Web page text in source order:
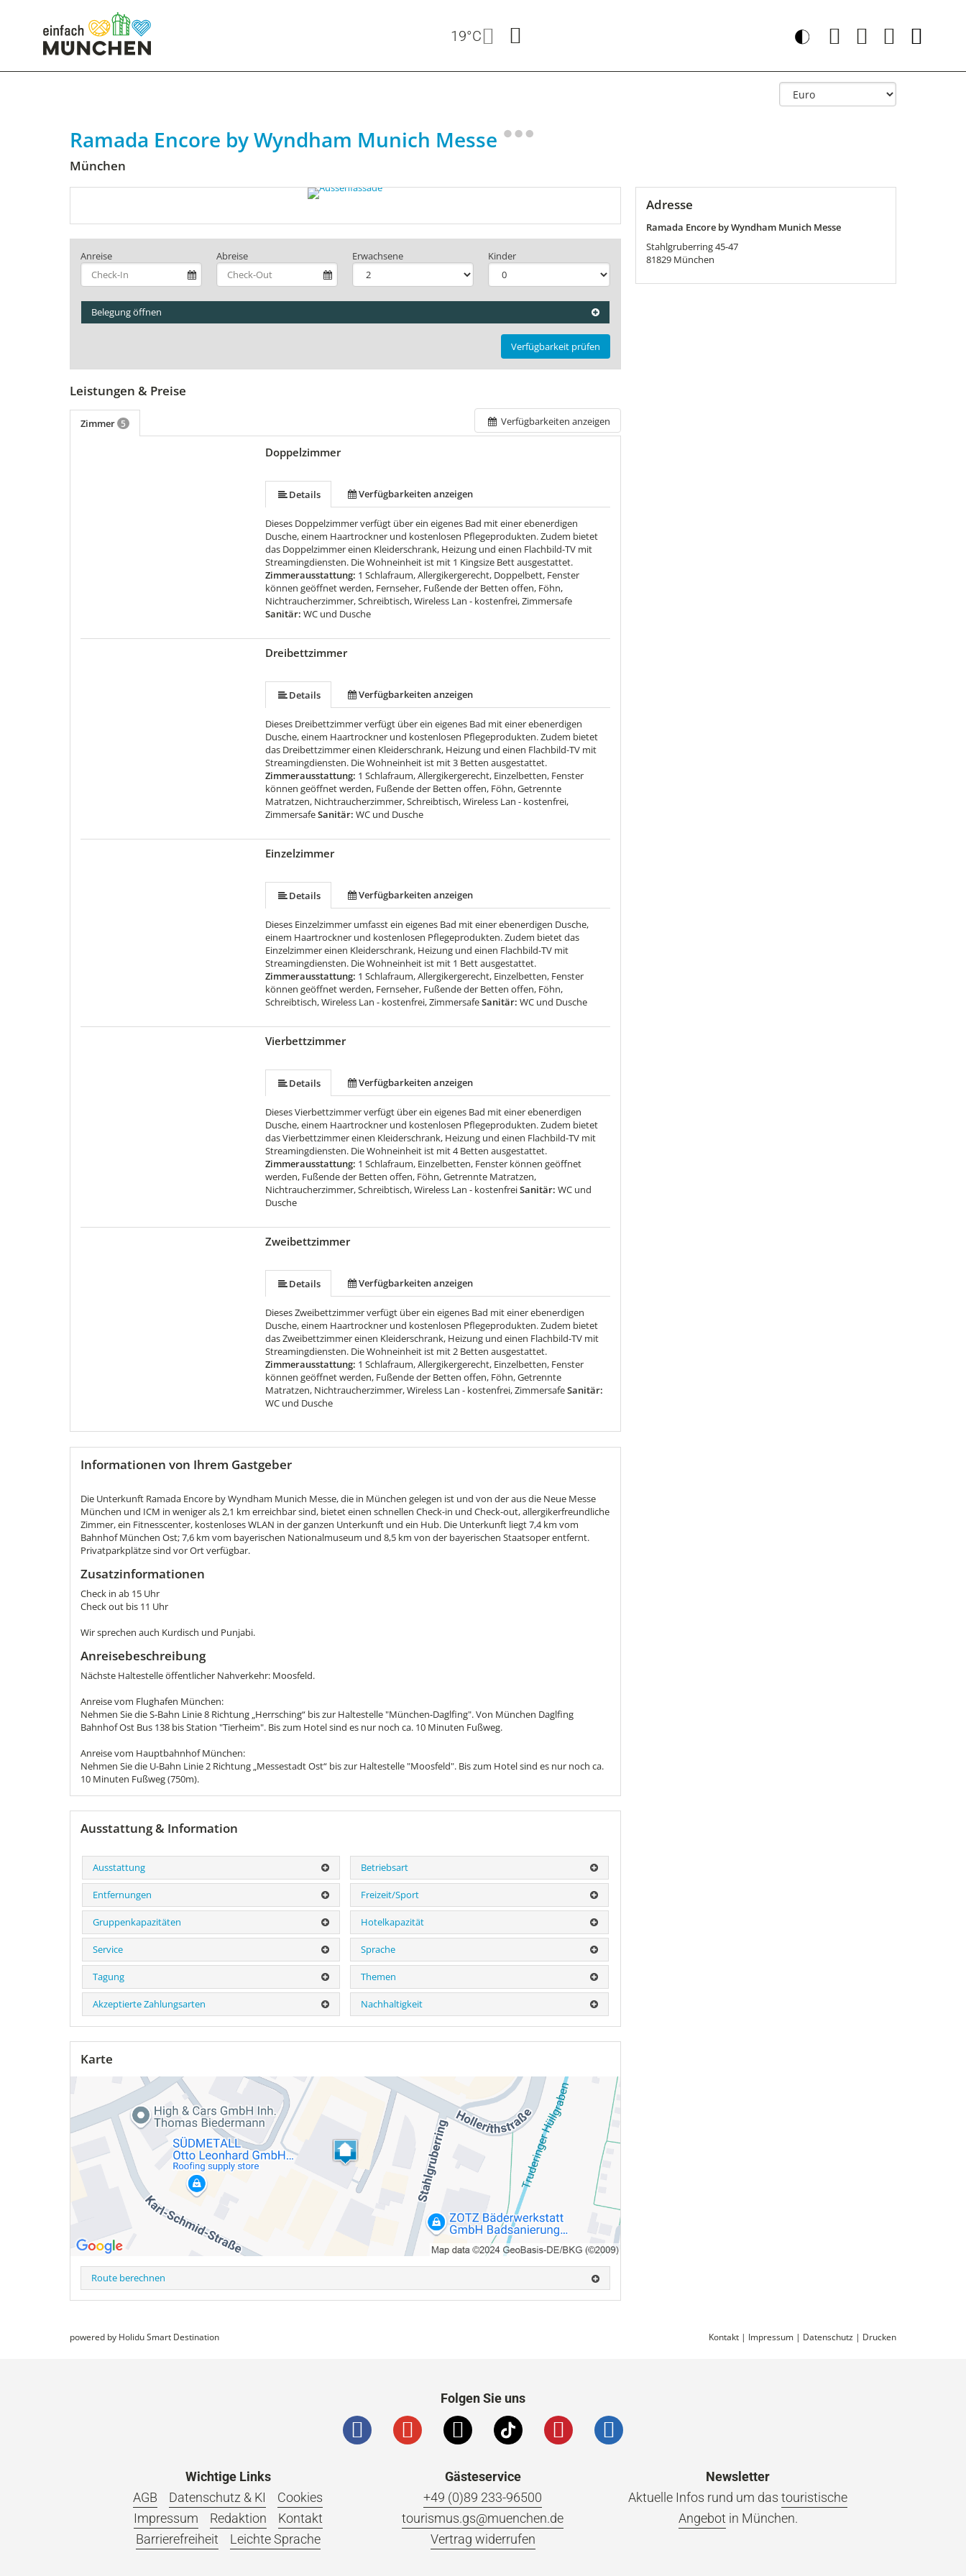
19°C
Ramada Encore by Wyndham Munich Messe
München
Anreise Abreise Erwachsene Kinder
Belegung öffnen
Verfügbarkeit prüfen
Verfügbarkeiten anzeigen
Leistungen & Preise
Zimmer 5
Doppelzimmer
Details Verfügbarkeiten anzeigen
Dieses Doppelzimmer verfügt über ein eigenes Bad mit einer ebenerdigen
Dusche, einem Haartrockner und kostenlosen Pflegeprodukten. Zudem bietet
das Doppelzimmer einen Kleiderschrank, Heizung und einen Flachbild-TV mit
Streamingdiensten. Die Wohneinheit ist mit 1 Kingsize Bett ausgestattet.
Zimmerausstattung: 1 Schlafraum, Allergikergerecht, Doppelbett, Fenster
können geöffnet werden, Fernseher, Fußende der Betten offen, Föhn,
Nichtraucherzimmer, Schreibtisch, Wireless Lan - kostenfrei, Zimmersafe
Sanitär:WC und Dusche
Dreibettzimmer
Details Verfügbarkeiten anzeigen
Dieses Dreibettzimmer verfügt über ein eigenes Bad mit einer ebenerdigen
Dusche, einem Haartrockner und kostenlosen Pflegeprodukten. Zudem bietet
das Dreibettzimmer einen Kleiderschrank, Heizung und einen Flachbild-TV mit
Streamingdiensten. Die Wohneinheit ist mit 3 Betten ausgestattet.
Zimmerausstattung: 1 Schlafraum, Allergikergerecht, Einzelbetten, Fenster
können geöffnet werden, Fußende der Betten offen, Föhn, Getrennte
Matratzen, Nichtraucherzimmer, Schreibtisch, Wireless Lan - kostenfrei,
ZimmersafeSanitär:WC und Dusche
Einzelzimmer
Details Verfügbarkeiten anzeigen
Dieses Einzelzimmer umfasst ein eigenes Bad mit einer ebenerdigen Dusche,
einem Haartrockner und kostenlosen Pflegeprodukten. Zudem bietet das
Einzelzimmer einen Kleiderschrank, Heizung und einen Flachbild-TV mit
Streamingdiensten. Die Wohneinheit ist mit 1 Bett ausgestattet.
Zimmerausstattung: 1 Schlafraum, Allergikergerecht, Einzelbetten, Fenster
können geöffnet werden, Fernseher, Fußende der Betten offen, Föhn,
Schreibtisch, Wireless Lan - kostenfrei, ZimmersafeSanitär:WC und Dusche
Vierbettzimmer
Details Verfügbarkeiten anzeigen
Dieses Vierbettzimmer verfügt über ein eigenes Bad mit einer ebenerdigen
Dusche, einem Haartrockner und kostenlosen Pflegeprodukten. Zudem bietet
das Vierbettzimmer einen Kleiderschrank, Heizung und einen Flachbild-TV mit
Streamingdiensten. Die Wohneinheit ist mit 4 Betten ausgestattet.
Zimmerausstattung: 1 Schlafraum, Einzelbetten, Fenster können geöffnet
werden, Fußende der Betten offen, Föhn, Getrennte Matratzen,
Nichtraucherzimmer, Schreibtisch, Wireless Lan - kostenfreiSanitär:WC und
Dusche
Zweibettzimmer
Details Verfügbarkeiten anzeigen
Dieses Zweibettzimmer verfügt über ein eigenes Bad mit einer ebenerdigen
Dusche, einem Haartrockner und kostenlosen Pflegeprodukten. Zudem bietet
das Zweibettzimmer einen Kleiderschrank, Heizung und einen Flachbild-TV mit
Streamingdiensten. Die Wohneinheit ist mit 2 Betten ausgestattet.
Zimmerausstattung: 1 Schlafraum, Allergikergerecht, Einzelbetten, Fenster
können geöffnet werden, Fußende der Betten offen, Föhn, Getrennte
Matratzen, Nichtraucherzimmer, Wireless Lan - kostenfrei, ZimmersafeSanitär:
WC und Dusche
Informationen von Ihrem Gastgeber
Die Unterkunft Ramada Encore by Wyndham Munich Messe, die in München gelegen ist und von der aus die Neue Messe
München und ICM in weniger als 2,1 km erreichbar sind, bietet einen schnellen Check-in und Check-out, allergikerfreundliche
Zimmer, ein Fitnesscenter, kostenloses WLAN in der ganzen Unterkunft und ein Hub. Die Unterkunft liegt 7,4 km vom
Bahnhof München Ost; 7,6 km vom bayerischen Nationalmuseum und 8,5 km von der bayerischen Staatsoper entfernt.
Privatparkplätze sind vor Ort verfügbar.
Zusatzinformationen
Check in ab 15 Uhr
Check out bis 11 Uhr
Wir sprechen auch Kurdisch und Punjabi.
Anreisebeschreibung
Nächste Haltestelle öffentlicher Nahverkehr: Moosfeld.
Anreise vom Flughafen München:
Nehmen Sie die S-Bahn Linie 8 Richtung „Herrsching“ bis zur Haltestelle "München-Daglfing". Von München Daglfing
Bahnhof Ost Bus 138 bis Station "Tierheim". Bis zum Hotel sind es nur noch ca. 10 Minuten Fußweg.
Anreise vom Hauptbahnhof München:
Nehmen Sie die U-Bahn Linie 2 Richtung „Messestadt Ost“ bis zur Haltestelle "Moosfeld". Bis zum Hotel sind es nur noch ca.
10 Minuten Fußweg (750m).
Ausstattung & Information
Ausstattung Betriebsart
Entfernungen Freizeit/Sport
Gruppenkapazitäten Hotelkapazität
Service Sprache
Tagung Themen
Akzeptierte Zahlungsarten Nachhaltigkeit
Karte
Route berechnen
Adresse
Ramada Encore by Wyndham Munich Messe
Stahlgruberring 45-47
81829 München
Kontakt | Impressum | Datenschutz | Drucken
powered by Holidu Smart Destination
Folgen Sie uns
Wichtige Links
AGB
Datenschutz & KI
Cookies
Impressum
Redaktion
Kontakt
Barrierefreiheit
Leichte Sprache
Gästeservice
+49 (0)89 233-96500
tourismus.gs@muenchen.de
Vertrag widerrufen
Newsletter
Aktuelle Infos rund um dastouristische
Angebot in München.